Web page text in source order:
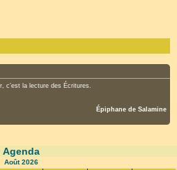
c’est la lecture des Écritures.
Épiphane de Salamine
Agenda
Août2026